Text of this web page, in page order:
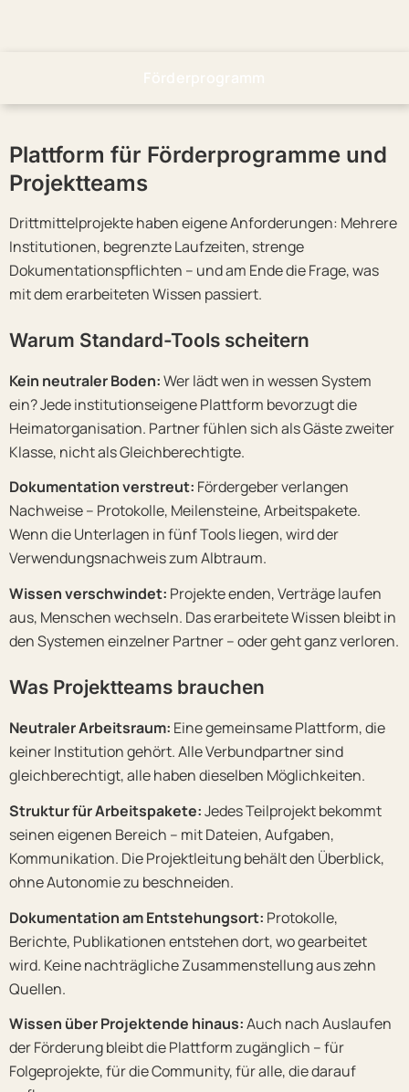
Plattform für Förderprogramme und
Projektteams
Drittmittelprojekte haben eigene Anforderungen: Mehrere
Institutionen, begrenzte Laufzeiten, strenge
Dokumentationspflichten – und am Ende die Frage, was
mit dem erarbeiteten Wissen passiert.
Warum Standard-Tools scheitern
Kein neutraler Boden:Wer lädt wen in wessen System
ein? Jede institutionseigene Plattform bevorzugt die
Heimatorganisation. Partner fühlen sich als Gäste zweiter
Klasse, nicht als Gleichberechtigte.
Dokumentation verstreut: Fördergeber verlangen
Nachweise – Protokolle, Meilensteine, Arbeitspakete.
Wenn die Unterlagen in fünf Tools liegen, wird der
Verwendungsnachweis zum Albtraum.
Wissen verschwindet: Projekte enden, Verträge laufen
aus, Menschen wechseln. Das erarbeitete Wissen bleibt in
den Systemen einzelner Partner – oder geht ganz verloren.
Was Projektteams brauchen
Neutraler Arbeitsraum: Eine gemeinsame Plattform, die
keiner Institution gehört. Alle Verbundpartner sind
gleichberechtigt, alle haben dieselben Möglichkeiten.
Struktur für Arbeitspakete:Jedes Teilprojekt bekommt
seinen eigenen Bereich – mit Dateien, Aufgaben,
Kommunikation. Die Projektleitung behält den Überblick,
ohne Autonomie zu beschneiden.
Dokumentation am Entstehungsort: Protokolle,
Berichte, Publikationen entstehen dort, wo gearbeitet
wird. Keine nachträgliche Zusammenstellung aus zehn
Quellen.
Wissen über Projektende hinaus:Auch nach Auslaufen
der Förderung bleibt die Plattform zugänglich – für
Folgeprojekte, für die Community, für alle, die darauf